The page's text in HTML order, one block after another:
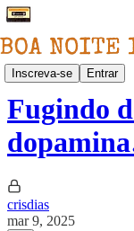
Inscreva-se Entrar
Clube de Cultura Boa
Fugindo
crisdias
mar 9, 2025